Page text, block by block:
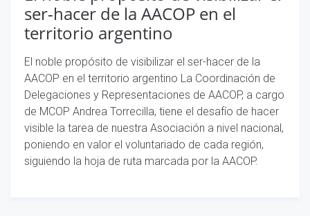
ser-hacer de la AACOP en el
territorio argentino
El noble propósito de visibilizar el ser-hacer de la
AACOP en el territorio argentino La Coordinación de
Delegaciones y Representaciones de AACOP, a cargo
de MCOP Andrea Torrecilla, tiene el desafío de hacer
visible la tarea de nuestra Asociación a nivel nacional,
poniendo en valor el voluntariado de cada región,
siguiendo la hoja de ruta marcada por la AACOP.